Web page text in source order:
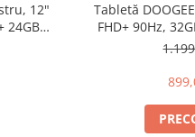
12"
24GB
Tabletă
FHD+ 90Hz,
extensibili),